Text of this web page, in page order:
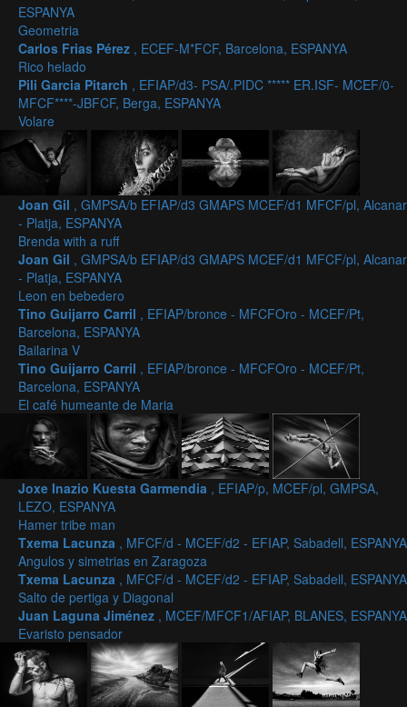
ESPANYA
Geometria
Carlos Frias Pérez , ECEF-M*FCF, Barcelona, ESPANYA
Rico helado
Pili Garcia Pitarch , EFIAP/d3- PSA/.PIDC ***** ER.ISF- MCEF/0-
MFCF****-JBFCF, Berga, ESPANYA
Volare
Joan Gil , GMPSA/b EFIAP/d3 GMAPS MCEF/d1 MFCF/pl, Alcanar
- Platja, ESPANYA
Brenda with a ruff
Joan Gil , GMPSA/b EFIAP/d3 GMAPS MCEF/d1 MFCF/pl, Alcanar
- Platja, ESPANYA
Leon en bebedero
Tino Guijarro Carril , EFIAP/bronce - MFCFOro - MCEF/Pt,
Barcelona, ESPANYA
Bailarina V
Tino Guijarro Carril , EFIAP/bronce - MFCFOro - MCEF/Pt,
Barcelona, ESPANYA
El café humeante de Maria
Joxe Inazio Kuesta Garmendia , EFIAP/p, MCEF/pl, GMPSA,
LEZO, ESPANYA
Hamer tribe man
Txema Lacunza , MFCF/d - MCEF/d2 - EFIAP, Sabadell, ESPANYA
Angulos y simetrias en Zaragoza
Txema Lacunza , MFCF/d - MCEF/d2 - EFIAP, Sabadell, ESPANYA
Salto de pertiga y Diagonal
Juan Laguna Jiménez , MCEF/MFCF1/AFIAP, BLANES, ESPANYA
Evaristo pensador